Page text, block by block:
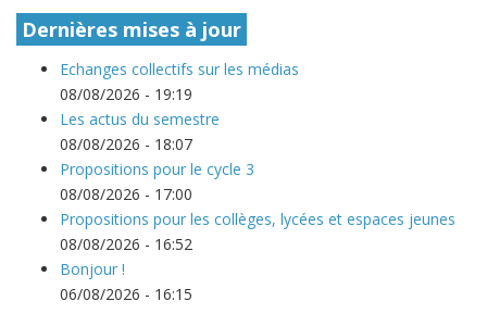
Dernières mises à jour
Echanges collectifs sur les médias
08/08/2026 - 19:19
Les actus du semestre
08/08/2026 - 18:07
Propositions pour le cycle 3
08/08/2026 - 17:00
Propositions pour les collèges, lycées et espaces jeunes
08/08/2026 - 16:52
Bonjour !
06/08/2026 - 16:15